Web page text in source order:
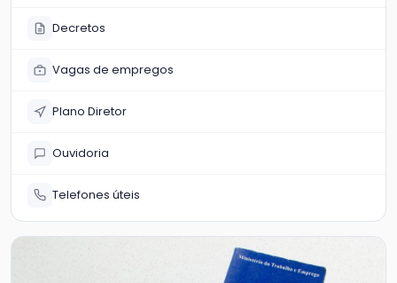
Decretos
Vagas de empregos
Plano Diretor
Ouvidoria
Telefones úteis